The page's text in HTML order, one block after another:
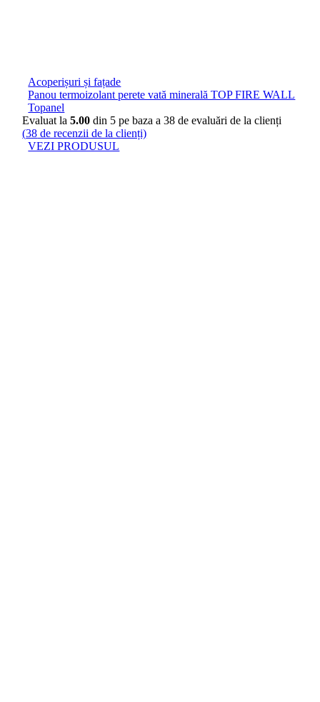
Acoperișuri și fațade
Panou termoizolant perete vată minerală TOP FIRE WALL
Topanel
Evaluat la5.00 din 5 pe baza a38 de evaluări de la clienți
(38 de recenzii de la clienți)
VEZI PRODUSUL